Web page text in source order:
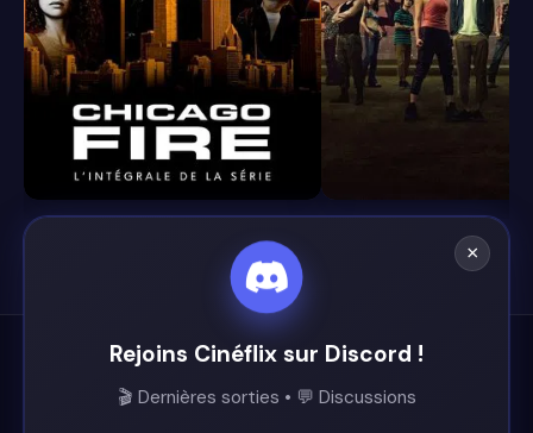
8.4
Cinéflix
×
Rejoins Cinéflix sur Discord !
🎬 Dernières sorties • 💬 Discussions